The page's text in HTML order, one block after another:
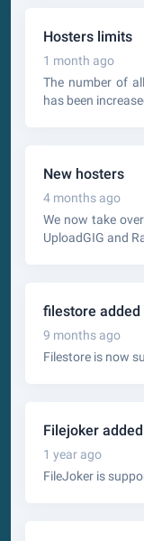
Hosters limits
1 month ago
The number of
has been
New hosters
4 months ago
We now take
UploadGIG and
filestore added
9 months ago
Filestore is now
Filejoker added
1 year ago
FileJoker is